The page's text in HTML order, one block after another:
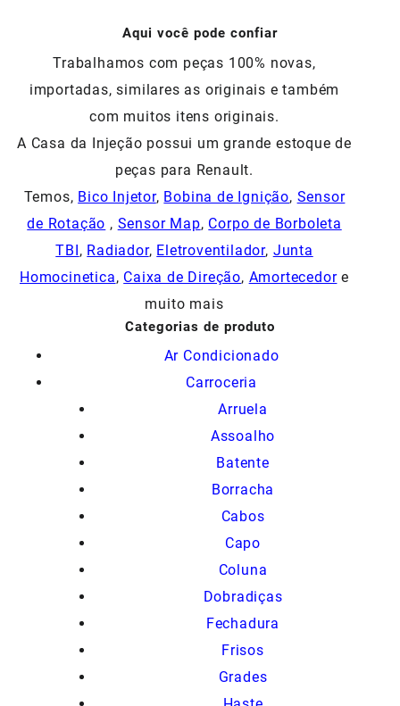
Aqui você pode confiar
Trabalhamos com peças 100% novas,
importadas, similares as originais e também
com muitos itens originais.
A Casa da Injeção possui um grande estoque de
peças para Renault.
Temos, Bico Injetor, Bobina de Ignição, Sensor
de Rotação , Sensor Map, Corpo de Borboleta
TBI, Radiador, Eletroventilador, Junta
Homocinetica, Caixa de Direção, Amortecedore
muito mais
Categorias de produto
Ar Condicionado
Carroceria
Arruela
Assoalho
Batente
Borracha
Cabos
Capo
Coluna
Dobradiças
Fechadura
Frisos
Grades